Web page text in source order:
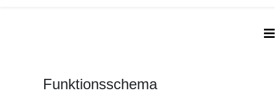
Funktionsschema